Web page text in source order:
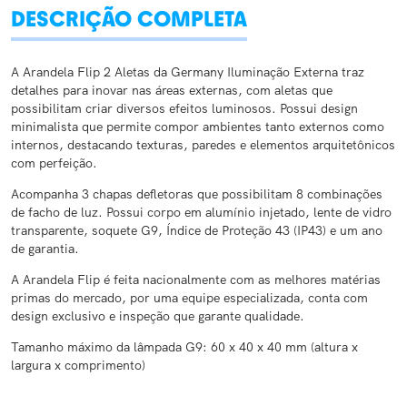
DESCRIÇÃO COMPLETA
A Arandela Flip 2 Aletas da Germany Iluminação Externa traz
detalhes para inovar nas áreas externas, com aletas que
possibilitam criar diversos efeitos luminosos. Possui design
minimalista que permite compor ambientes tanto externos como
internos, destacando texturas, paredes e elementos arquitetônicos
com perfeição.
Acompanha 3 chapas defletoras que possibilitam 8 combinações
de facho de luz. Possui corpo em alumínio injetado, lente de vidro
transparente, soquete G9, Índice de Proteção 43 (IP43) e um ano
de garantia.
A Arandela Flip é feita nacionalmente com as melhores matérias
primas do mercado, por uma equipe especializada, conta com
design exclusivo e inspeção que garante qualidade.
Tamanho máximo da lâmpada G9: 60 x 40 x 40 mm (altura x
largura x comprimento)